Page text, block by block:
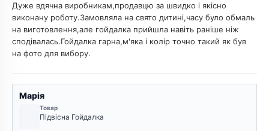
Дуже вдячна виробникам,продавцю за швидко і якісно
виконану роботу.Замовляла на свято дитині,часу було обмаль
на виготовлення,але гойдалка прийшла навіть раніше ніж
сподівалась.Гойдалка гарна,м'яка і колір точно такий як був
на фото для вибору.
Марія
Товар
Підвісна Гойдалка